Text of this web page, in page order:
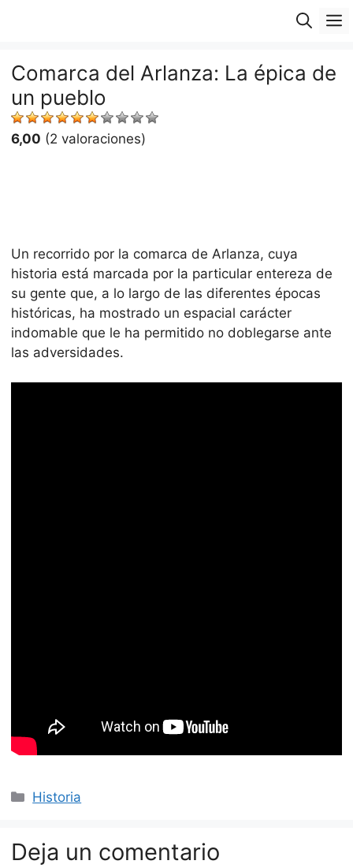
Comarca del Arlanza: La épica de
un pueblo
6,00 (2 valoraciones)
Un recorrido por la comarca de Arlanza, cuya
historia está marcada por la particular entereza de
su gente que, a lo largo de las diferentes épocas
históricas, ha mostrado un espacial carácter
indomable que le ha permitido no doblegarse ante
las adversidades.
Categorías
Historia
Deja un comentario